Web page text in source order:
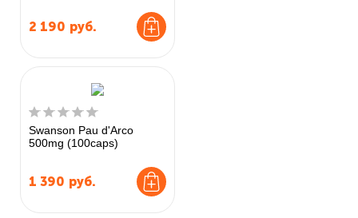
2 190 руб.
Swanson Pau d'Arco
500mg (100caps)
1 390 руб.